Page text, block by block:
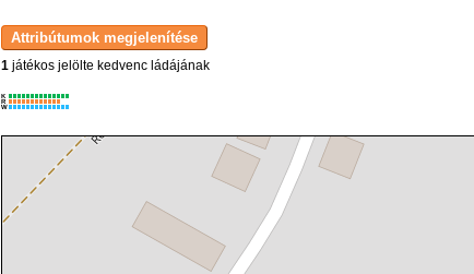
1játékos jelölte kedvenc ládájának
K
R
W